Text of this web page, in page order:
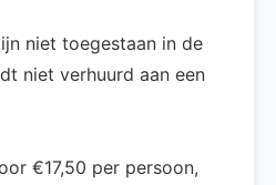
niet toegestaan in de
niet verhuurd aan een
€17,50 per persoon,